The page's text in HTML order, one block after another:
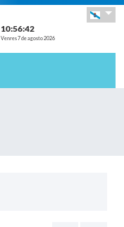
10:56:42
Venres 7 de agosto 2026